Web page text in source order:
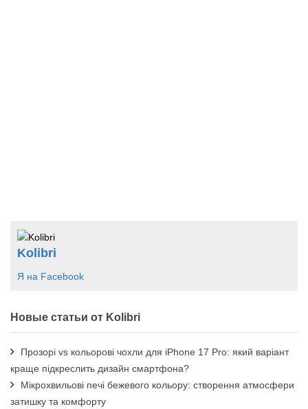
Kolibri
Я на Facebook
Новые статьи от Kolibri
Прозорі vs кольорові чохли для iPhone 17 Pro: який варіант
краще підкреслить дизайн смартфона?
Мікрохвильові печі бежевого кольору: створення атмосфери
затишку та комфорту